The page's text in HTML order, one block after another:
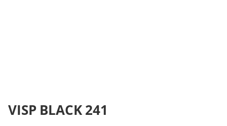
VISP BLACK 241